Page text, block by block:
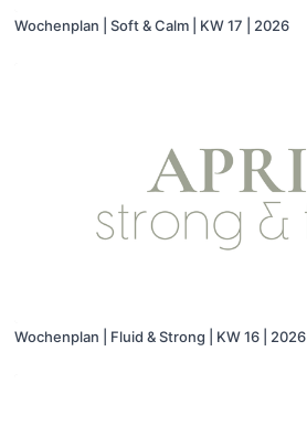
Wochenplan | Soft & Calm | KW 17 | 2026
Wochenplan | Fluid & Strong | KW 16 | 2026